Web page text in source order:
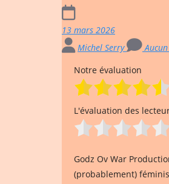
13 mars 2026
Michel Serry
Notre évaluation
L'évaluation des
Godz Ov War
(probablement)